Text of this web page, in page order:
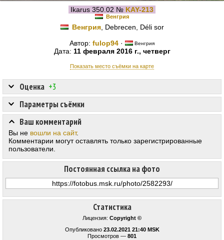
Ikarus 350.02 № KAY-213
Венгрия
Венгрия, Debrecen, Déli sor
Автор: fulop94 · Венгрия
Дата: 11 февраля 2016 г., четверг
Показать место съёмки на карте
Статистика
Лицензия: Copyright ©
Опубликовано 23.02.2021 21:40 MSK
Просмотров — 801
Оценка +3
Постоянная ссылка на фото
Параметры съёмки
Ваш комментарий
Вы не вошли на сайт.
Комментарии могут оставлять только зарегистрированные
пользователи.